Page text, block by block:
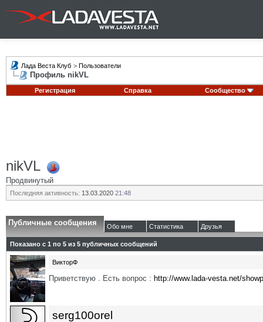
Лада Веста Клуб > Пользователи
Профиль nikVL
Регистрация Справка Сообщество
nikVL
Продвинутый
Последняя активность: 13.03.2020 21:48
Публичные сообщения Обо мне Статистика Друзья
Показано с 1 по 5 из 5 публичных сообщений
ВикторФ
Приветствую . Есть вопрос : http://www.lada-vesta.net/
serg100orel